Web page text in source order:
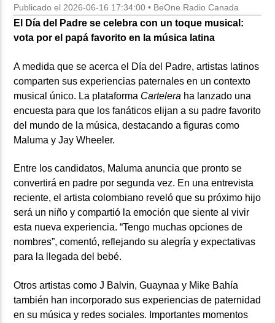
Publicado el 2026-06-16 17:34:00 • BeOne Radio Canada
El Día del Padre se celebra con un toque musical:
vota por el papá favorito en la música latina
A medida que se acerca el Día del Padre, artistas latinos
comparten sus experiencias paternales en un contexto
musical único. La plataforma Cartelera ha lanzado una
encuesta para que los fanáticos elijan a su padre favorito
del mundo de la música, destacando a figuras como
Maluma y Jay Wheeler.
Entre los candidatos, Maluma anuncia que pronto se
convertirá en padre por segunda vez. En una entrevista
reciente, el artista colombiano reveló que su próximo hijo
será un niño y compartió la emoción que siente al vivir
esta nueva experiencia. “Tengo muchas opciones de
nombres”, comentó, reflejando su alegría y expectativas
para la llegada del bebé.
Otros artistas como J Balvin, Guaynaa y Mike Bahía
también han incorporado sus experiencias de paternidad
en su música y redes sociales. Importantes momentos